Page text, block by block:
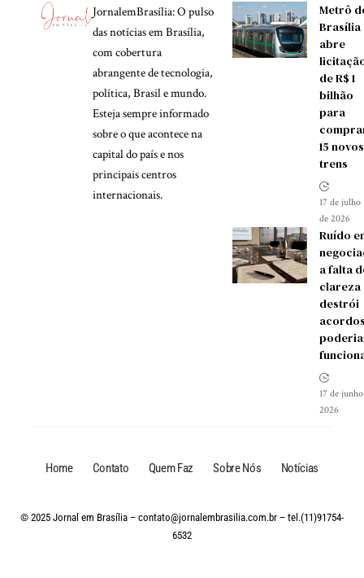
JornalemBrasília: O pulso
das notícias em Brasília,
com cobertura
abrangente de tecnologia,
política, Brasil e mundo.
Esteja sempre informado
sobre o que acontece na
capital do país e nos
principais centros
internacionais.
Metrô
Brasília
abre
de R$ 1
bilhão
para
15 novos
trens
17 de julho
de 2026
Ruído
a falta
clareza
destrói
17 de
2026
Home Contato Quem Faz Sobre Nós Notícias
© 2025 Jornal em Brasília – contato@jornalembrasilia.com.br – tel.(11)91754-
6532